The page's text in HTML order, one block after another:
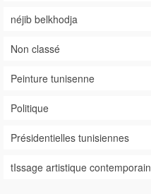
néjib belkhodja
Non classé
Peinture tunisenne
Politique
Présidentielles tunisiennes
tIssage artistique contemporain